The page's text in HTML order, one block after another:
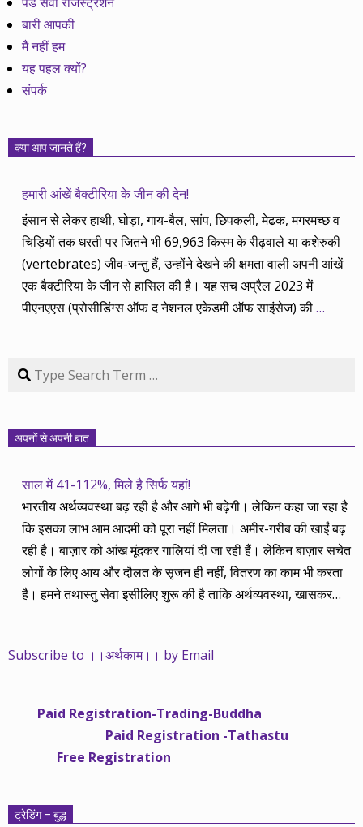
बारी आपकी
मैं नहीं हम
यह पहल क्यों?
संपर्क
क्या आप जानते हैं?
हमारी आंखें बैक्टीरिया के जीन की देन!
इंसान से लेकर हाथी, घोड़ा, गाय-बैल, सांप, छिपकली, मेढक, मगरमच्छ व
चिड़ियों तक धरती पर जितने भी 69,963 किस्म के रीढ़वाले या कशेरुकी
(vertebrates) जीव-जन्तु हैं, उन्होंने देखने की क्षमता वाली अपनी आंखें
एक बैक्टीरिया के जीन से हासिल की है। यह सच अप्रैल 2023 में
पीएनएएस (प्रोसीडिंग्स ऑफ द नेशनल एकेडमी ऑफ साइंसेज) की…
Search
अपनों से अपनी बात
साल में 41-112%, मिले है सिर्फ यहां!
भारतीय अर्थव्यवस्था बढ़ रही है और आगे भी बढ़ेगी। लेकिन कहा जा रहा है
कि इसका लाभ आम आदमी को पूरा नहीं मिलता। अमीर-गरीब की खाईं बढ़
रही है। बाज़ार को आंख मूंदकर गालियां दी जा रही हैं। लेकिन बाज़ार सचेत
लोगों के लिए आय और दौलत के सृजन ही नहीं, वितरण का काम भी करता
है। हमने तथास्तु सेवा इसीलिए शुरू की है ताकि अर्थव्यवस्था, खासकर
महंगाई की दर 10 प्रतिशत से ऊपर रहती है। वे भागकर जाते हैं सोने और
साढ़े चार सालों से अर्थकाम से जुड़े हैं, वे हमारी ईमानदारी और सत्यनिष्ठा से
भलीभांति वाकिफ हैं। शुरू में हम भी कच्चे थे तो बाज़ार के उस्तादों के जाल
में फंस गए। गलतियां कीं। लेकिन जैसे ही समझ में आया, खटाक से उनसे
मजबूत आधार और गहन रिसर्च के साथ। उसी का नतीजा है कि हमारी
Subscribe to ।।अर्थकाम।। by Email
Paid Registration-Trading-Buddha
Paid Registration -Tathastu
Free Registration
ट्रेडिंग – बुद्ध